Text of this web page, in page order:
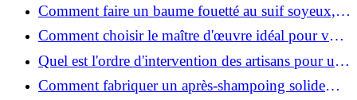
Comment faire un baume fouetté au suif soyeux,
fait maison ?
Comment choisir le maître d'œuvre idéal pour vos
travaux de rénovation ?
Quel est l'ordre d'intervention des artisans pour une
rénovation ?
Comment fabriquer un après-shampoing solide